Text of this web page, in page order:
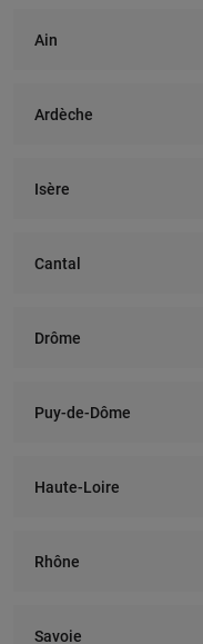
Ain
Ardèche
Isère
Cantal
Drôme
Puy-de-Dôme
Haute-Loire
Rhône
Savoie